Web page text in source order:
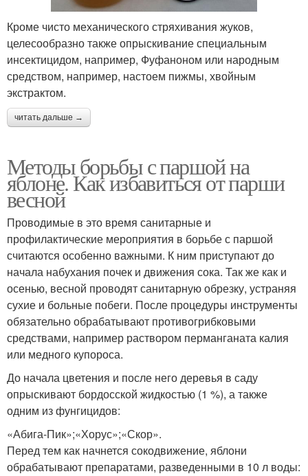
Кроме чисто механического стряхивания жуков,
целесообразно также опрыскивание специальным
инсектицидом, например, Фуфаноном или народным
средством, например, настоем пижмы, хвойным
экстрактом.
читать дальше →
Методы борьбы с паршой на
яблоне. Как избавиться от парши
весной
Проводимые в это время санитарные и
профилактические мероприятия в борьбе с паршой
считаются особенно важными. К ним приступают до
начала набухания почек и движения сока. Так же как и
осенью, весной проводят санитарную обрезку, устраняя
сухие и больные побеги. После процедуры инструменты
обязательно обрабатывают противогрибковыми
средствами, например раствором перманганата калия
или медного купороса.
До начала цветения и после него деревья в саду
опрыскивают бордосской жидкостью (1 %), а также
одним из фунгицидов:
«Абига-Пик»;«Хорус»;«Скор».
Перед тем как начнется сокодвижение, яблони
обрабатывают препаратами, разведенными в 10 л воды: